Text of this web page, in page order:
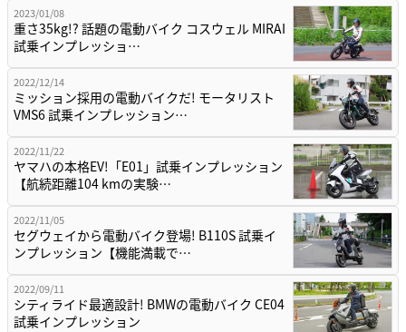
2023/01/08
重さ35kg!? 話題の電動バイク コスウェル MIRAI
試乗インプレッショ…
2022/12/14
ミッション採用の電動バイクだ! モータリスト
VMS6 試乗インプレッション…
2022/11/22
ヤマハの本格EV!「E01」試乗インプレッション
【航続距離104 kmの実験…
2022/11/05
セグウェイから電動バイク登場! B110S 試乗イ
ンプレッション【機能満載で…
2022/09/11
シティライド最適設計! BMWの電動バイク CE04
試乗インプレッション